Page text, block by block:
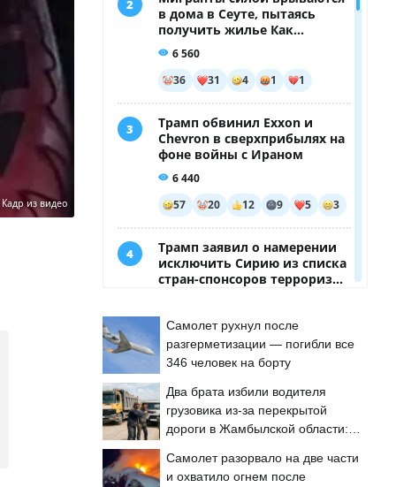
Кадр из видео
Самолет рухнул после
разгерметизации — погибли все
346 человек на борту
Два брата избили водителя
грузовика из-за перекрытой
дороги в Жамбылской области:
Самолет разорвало на две части
и охватило огнем после